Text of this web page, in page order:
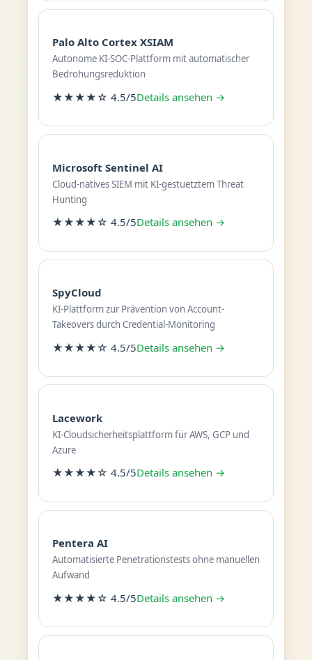
Palo Alto Cortex XSIAM
Autonome KI-SOC-Plattform mit automatischer
Bedrohungsreduktion
★★★★☆ 4.5/5Details ansehen →
Microsoft Sentinel AI
Cloud-natives SIEM mit KI-gestuetztem Threat
Hunting
★★★★☆ 4.5/5Details ansehen →
SpyCloud
KI-Plattform zur Prävention von Account-
Takeovers durch Credential-Monitoring
★★★★☆ 4.5/5Details ansehen →
Lacework
KI-Cloudsicherheitsplattform für AWS, GCP und
Azure
★★★★☆ 4.5/5Details ansehen →
Pentera AI
Automatisierte Penetrationstests ohne manuellen
Aufwand
★★★★☆ 4.5/5Details ansehen →